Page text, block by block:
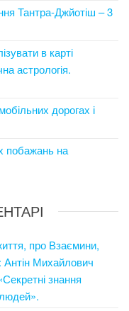
Тантра-Джйотіш – 3
в карті
астрологія.
дорогах і
побажань на
про Взаємини,
Антін Михайлович
знання